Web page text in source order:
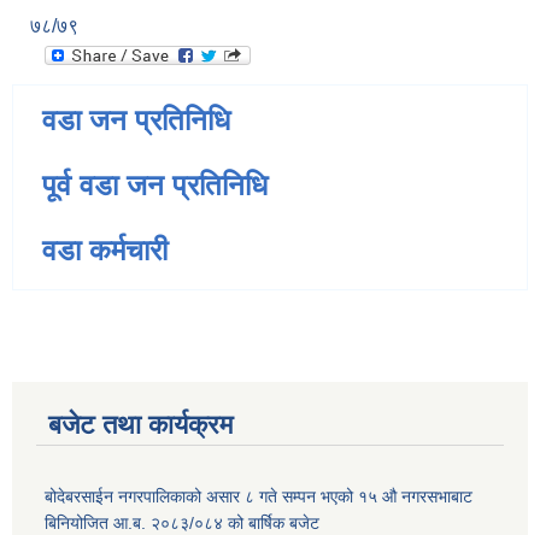
७८/७९
वडा जन प्रतिनिधि
पूर्व वडा जन प्रतिनिधि
वडा कर्मचारी
बजेट तथा कार्यक्रम
बोदेबरसाईन नगरपालिकाको असार ८ गते सम्पन भएको १५ ‍‍‍औ नगरसभाबाट
बिनियोजित आ.ब. २०८३/०८४ को बार्षिक बजेट